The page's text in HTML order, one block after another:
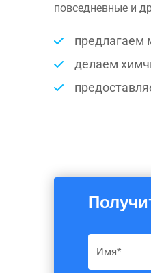
повседневные и
предлагаем
делаем